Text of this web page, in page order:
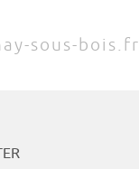
sous-bois.fr